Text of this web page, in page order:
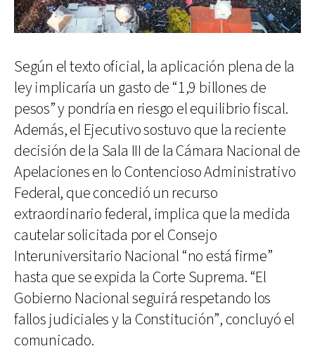
Según el texto oficial, la aplicación plena de la
ley implicaría un gasto de “1,9 billones de
pesos” y pondría en riesgo el equilibrio fiscal.
Además, el Ejecutivo sostuvo que la reciente
decisión de la Sala III de la Cámara Nacional de
Apelaciones en lo Contencioso Administrativo
Federal, que concedió un recurso
extraordinario federal, implica que la medida
cautelar solicitada por el Consejo
Interuniversitario Nacional “no está firme”
hasta que se expida la Corte Suprema. “El
Gobierno Nacional seguirá respetando los
fallos judiciales y la Constitución”, concluyó el
comunicado.